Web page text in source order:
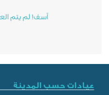
آسف! لم يتم العثور على تغريدات
المدينة